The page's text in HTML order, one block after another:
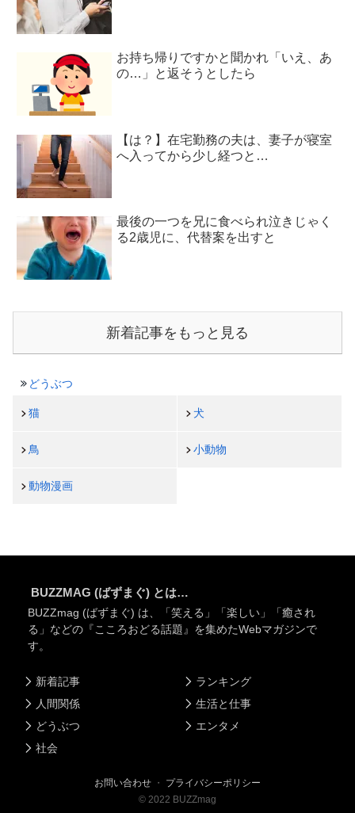
お持ち帰りですかと聞かれ「いえ、あ
の…」と返そうとしたら
【は？】在宅勤務の夫は、妻子が寝室
へ入ってから少し経つと…
最後の一つを兄に食べられ泣きじゃく
る2歳児に、代替案を出すと
新着記事をもっと見る
どうぶつ
猫 犬
鳥 小動物
動物漫画
BUZZMAG (ばずまぐ) とは…
BUZZmag (ばずまぐ) は、「笑える」「楽しい」「癒され
る」などの『こころおどる話題』を集めたWebマガジンで
す。
新着記事
人間関係
どうぶつ
社会
ランキング
生活と仕事
エンタメ
お問い合わせ ・ プライバシーポリシー
© 2022 BUZZmag